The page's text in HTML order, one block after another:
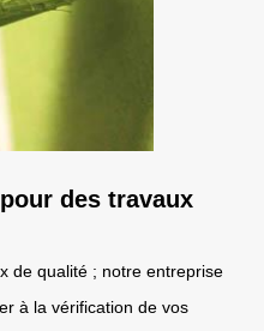
des travaux
de qualité ; notre entreprise
à la vérification de vos